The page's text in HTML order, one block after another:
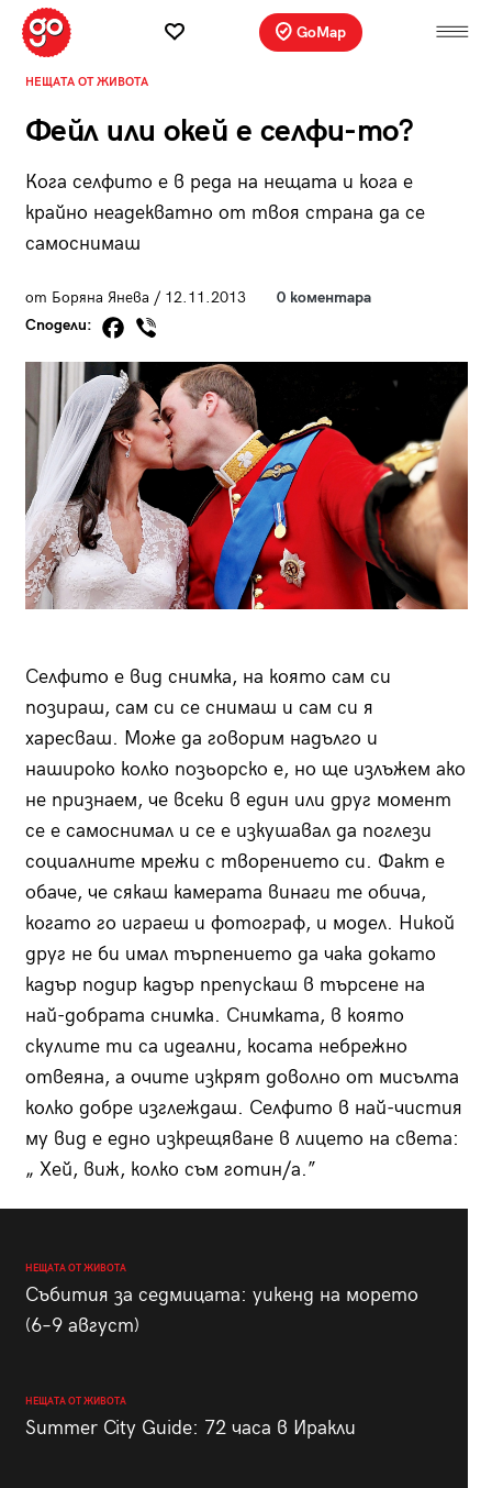
GoMap
НЕЩАТА ОТ ЖИВОТА
Фейл или окей е селфи-то?
Кога селфито е в реда на нещата и кога е
крайно неадекватно от твоя страна да се
самоснимаш
от Боряна Янева / 12.11.2013
0 коментара
Сподели:
Селфито е вид снимка, на която сам си
позираш, сам си се снимаш и сам си я
харесваш. Може да говорим надълго и
нашироко колко позьорско е, но ще излъжем ако
не признаем, че всеки в един или друг момент
се е самоснимал и се е изкушавал да поглези
социалните мрежи с творението си. Факт е
обаче, че сякаш камерата винаги те обича,
когато го играеш и фотограф, и модел. Никой
друг не би имал търпението да чака докато
кадър подир кадър препускаш в търсене на
най-добрата снимка. Снимката, в която
скулите ти са идеални, косата небрежно
отвеяна, а очите изкрят доволно от мисълта
колко добре изглеждаш. Селфито в най-чистия
му вид е едно изкрещяване в лицето на света:
„ Хей, виж, колко съм готин/а.”
НЕЩАТА ОТ ЖИВОТА
Събития за седмицата: уикенд на морето
(6–9 август)
НЕЩАТА ОТ ЖИВОТА
Summer City Guide: 72 часа в Иракли